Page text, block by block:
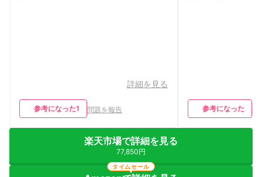
詳細を見る
参考になった1 問題を報告 参考になった
楽天市場で詳細を見る
77,850円
タイムセール